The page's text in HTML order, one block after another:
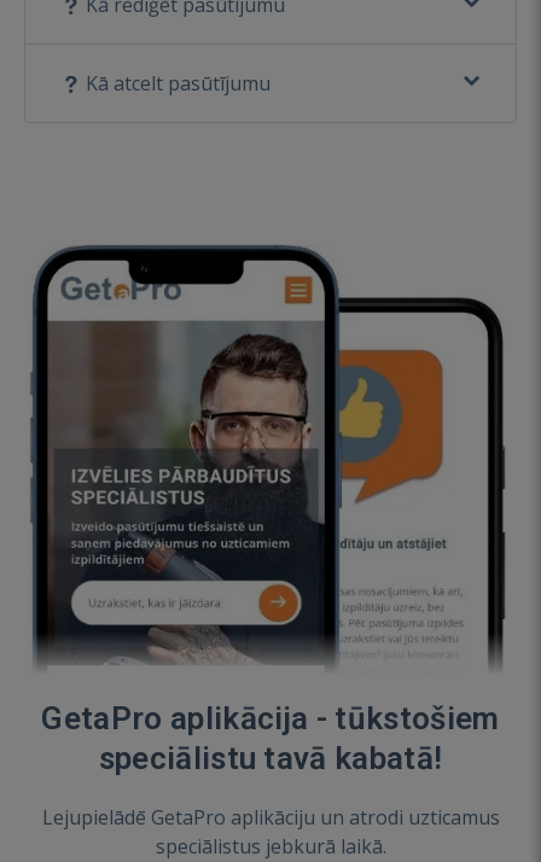
Kā atcelt pasūtījumu
GetaPro aplikācija - tūkstošiem
speciālistu tavā kabatā!
Lejupielādē GetaPro aplikāciju un atrodi uzticamus
speciālistus jebkurā laikā.